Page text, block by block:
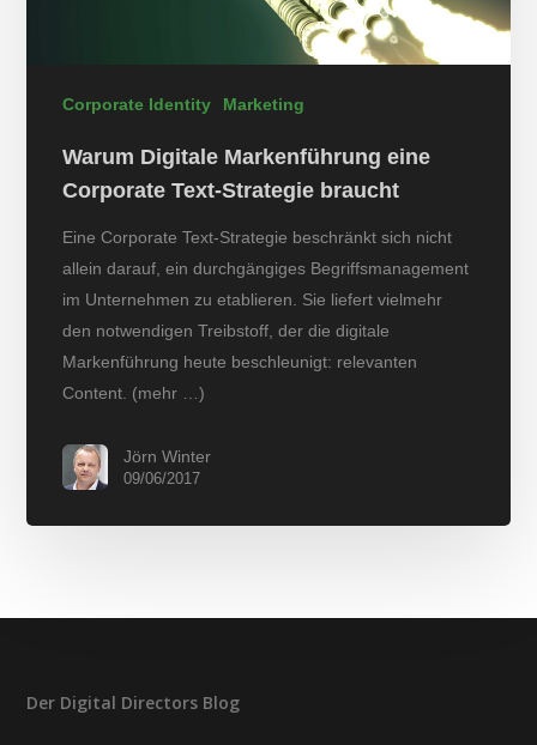
Corporate Identity Marketing
Warum Digitale Markenführung eine
Corporate Text-Strategie braucht
Eine Corporate Text-Strategie beschränkt sich nicht
allein darauf, ein durchgängiges Begriffsmanagement
im Unternehmen zu etablieren. Sie liefert vielmehr
den notwendigen Treibstoff, der die digitale
Markenführung heute beschleunigt: relevanten
Content. (mehr …)
Jörn Winter
09/06/2017
Der Digital Directors Blog